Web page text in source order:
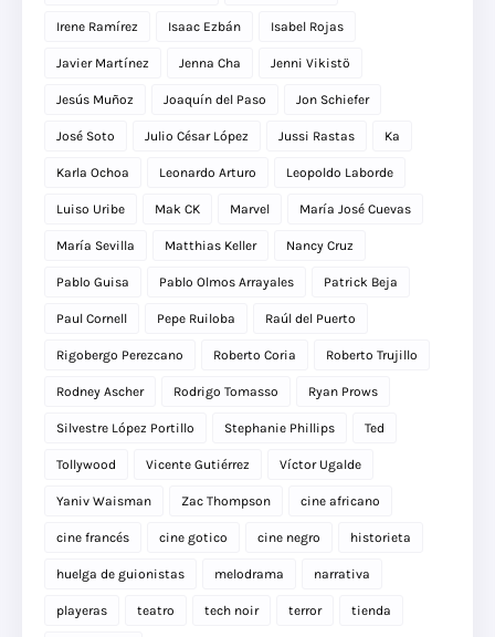
Irene Ramírez Isaac Ezbán Isabel Rojas
Javier Martínez Jenna Cha Jenni Vikistö
Jesús Muñoz Joaquín del Paso Jon Schiefer
José Soto Julio César López Jussi Rastas Ka
Karla Ochoa Leonardo Arturo Leopoldo Laborde
Luiso Uribe Mak CK Marvel María José Cuevas
María Sevilla Matthias Keller Nancy Cruz
Pablo Guisa Pablo Olmos Arrayales Patrick Beja
Paul Cornell Pepe Ruiloba Raúl del Puerto
Rigobergo Perezcano Roberto Coria Roberto Trujillo
Rodney Ascher Rodrigo Tomasso Ryan Prows
Silvestre López Portillo Stephanie Phillips Ted
Tollywood Vicente Gutiérrez Víctor Ugalde
Yaniv Waisman Zac Thompson cine africano
cine francés cine gotico cine negro historieta
huelga de guionistas melodrama narrativa
playeras teatro tech noir terror tienda